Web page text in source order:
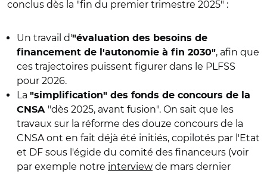
conclus dès la "fin du premier trimestre 2025" :
Un travail d'"évaluation des besoins de
financement de l'autonomie à fin 2030", afin que
ces trajectoires puissent figurer dans le PLFSS
pour 2026.
La "simplification" des fonds de concours de la
CNSA "dès 2025, avant fusion". On sait que les
travaux sur la réforme des douze concours de la
CNSA ont en fait déjà été initiés, copilotés par l'Etat
et DF sous l'égide du comité des financeurs (voir
par exemple notre interview de mars dernier